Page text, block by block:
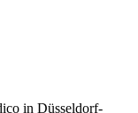
in Düsseldorf-